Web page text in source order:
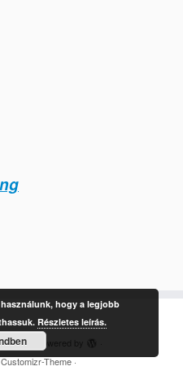
hegy Powered by
Customizr-Theme·
hogy a legjobb
Részletes leírás.